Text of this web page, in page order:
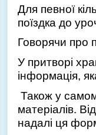
Для певної
поїздка до
Говорячи про
У притворі
інформація,
Також у
матеріалів.
надалі ця